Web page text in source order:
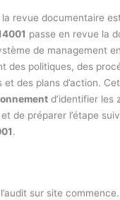
revue documentaire
passe en revue la
de management
des politiques, des
et des plans d’action.
d’identifier les
de préparer l’étape
.
sur site